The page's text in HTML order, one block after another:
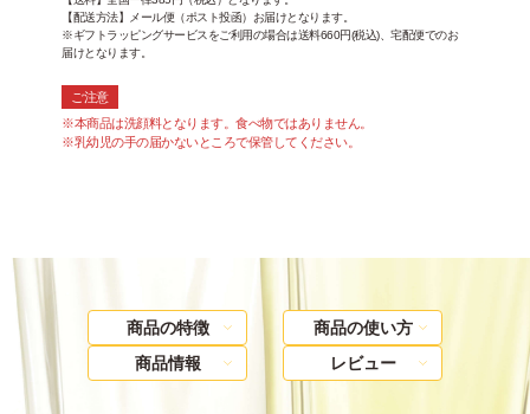
【配送方法】メール便（ポスト投函）お届けとなります。
※ギフトラッピングサービスをご利用の場合は送料660円(税込)、宅配便でのお
届けとなります。
ご注意
※本商品は洗顔料となります。食べ物ではありません。
※乳幼児の手の届かないところで保管してください。
商品の特徴
商品の使い方
商品情報
レビュー